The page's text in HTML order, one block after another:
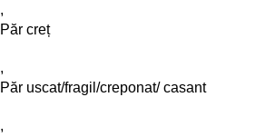
,
Păr creț
,
Păr uscat/fragil/creponat/ casant
,